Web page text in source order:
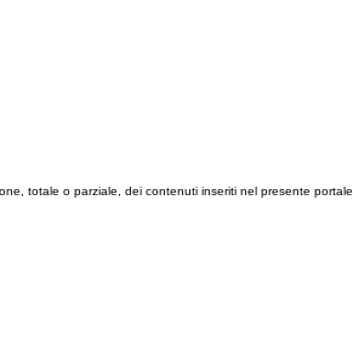
totale o parziale, dei contenuti inseriti nel presente portale